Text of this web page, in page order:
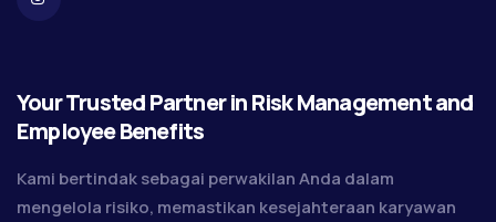
Your Trusted Partner in Risk Management and
Employee Benefits
Kami bertindak sebagai perwakilan Anda dalam
mengelola risiko, memastikan kesejahteraan karyawan